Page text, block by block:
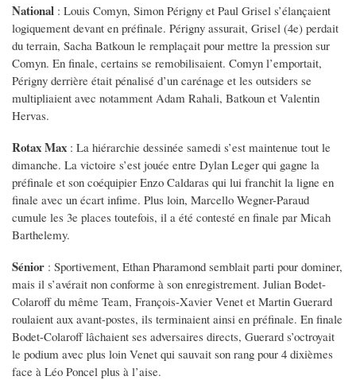
National : Louis Comyn, Simon Périgny et Paul Grisel s’élançaient
logiquement devant en préfinale. Périgny assurait, Grisel (4e) perdait
du terrain, Sacha Batkoun le remplaçait pour mettre la pression sur
Comyn. En finale, certains se remobilisaient. Comyn l’emportait,
Périgny derrière était pénalisé d’un carénage et les outsiders se
multipliaient avec notamment Adam Rahali, Batkoun et Valentin
Hervas.
Rotax Max : La hiérarchie dessinée samedi s’est maintenue tout le
dimanche. La victoire s’est jouée entre Dylan Leger qui gagne la
préfinale et son coéquipier Enzo Caldaras qui lui franchit la ligne en
finale avec un écart infime. Plus loin, Marcello Wegner-Paraud
cumule les 3e places toutefois, il a été contesté en finale par Micah
Barthelemy.
Sénior : Sportivement, Ethan Pharamond semblait parti pour dominer,
mais il s’avérait non conforme à son enregistrement. Julian Bodet-
Colaroff du même Team, François-Xavier Venet et Martin Guerard
roulaient aux avant-postes, ils terminaient ainsi en préfinale. En finale
Bodet-Colaroff lâchaient ses adversaires directs, Guerard s’octroyait
le podium avec plus loin Venet qui sauvait son rang pour 4 dixièmes
face à Léo Poncel plus à l’aise.